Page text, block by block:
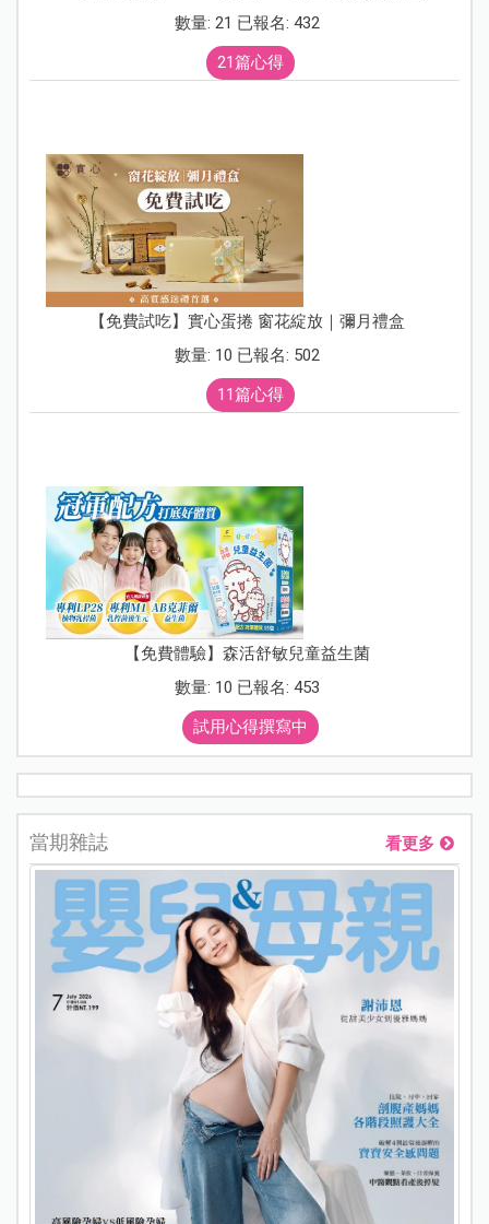
數量: 21 已報名: 432
21篇心得
【免費試吃】實心蛋捲 窗花綻放｜彌月禮盒
數量: 10 已報名: 502
11篇心得
【免費體驗】森活舒敏兒童益生菌
數量: 10 已報名: 453
試用心得撰寫中
當期雜誌 看更多